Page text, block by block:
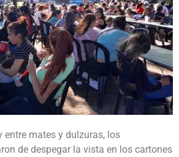
entre mates y dulzuras, los
de despegar la vista en los cartones